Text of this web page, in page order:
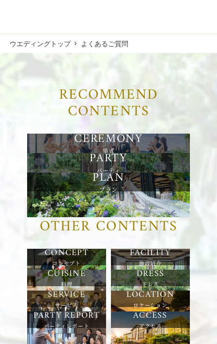
ウエディングトップ よくあるご質問
RECOMMEND
CONTENTS
挙式
パーティ
プラン
OTHER CONTENTS
コンセプト 施設紹介
料理 ドレス
サービス ロケーション
パーティレポート アクセス